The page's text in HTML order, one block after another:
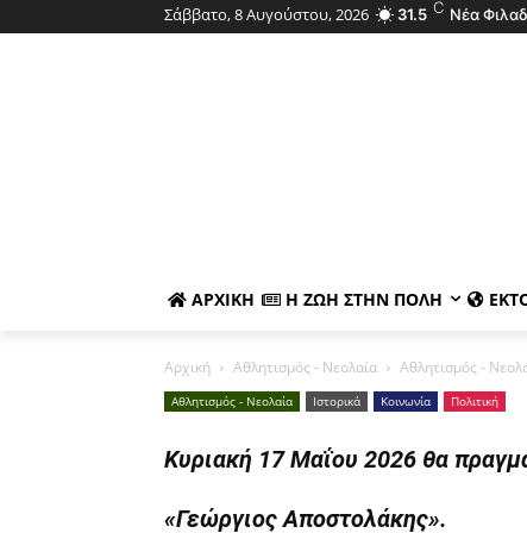
Σάββατο, 8 Αυγούστου, 2026 31.5 C Νέα
ΑΡΧΙΚΉ Η ΖΩΉ ΣΤΗΝ ΠΌΛΗ
Αρχική Αθλητισμός - Νεολαία Αθλητισμός -
Αθλητισμός - Νεολαία Ιστορικά Κοινωνία Πολιτική
Κυριακή 17 Μαΐου 2026 θα
«Γεώργιος Αποστολάκης».